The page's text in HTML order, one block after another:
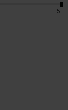
5